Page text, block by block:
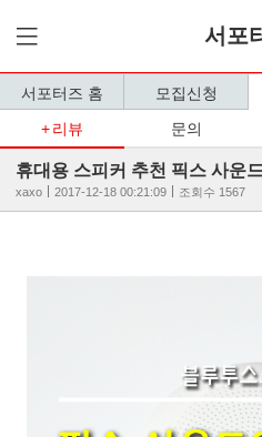
서포
서포터즈 홈 모집신청
리뷰
문의
휴대용 스피커 추천 픽스 사운
xaxo 2017-12-18 00:21:09 조회수 1567